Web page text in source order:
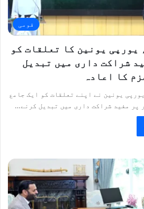
قومی
یورپی یونین کا تعلقات کو
شراکت داری میں تبدیل
کا اعادہ
یونین نے اپنے تعلقات کو ایک جامع
پر مفید شراکت داری میں تبدیل کرنے…